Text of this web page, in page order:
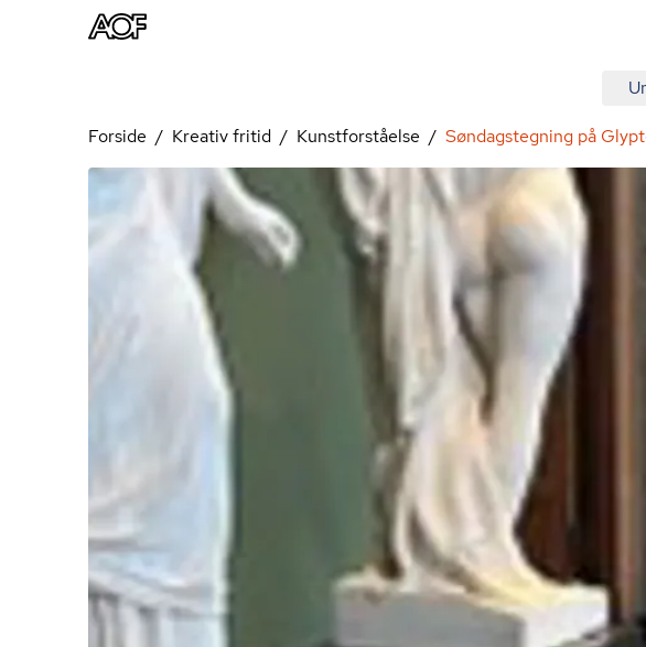
Forside Kreativ fritid Kunstforståelse Søndagstegning på